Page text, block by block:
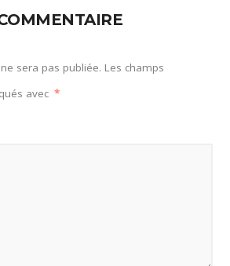
sera pas publiée. Les champs
avec *